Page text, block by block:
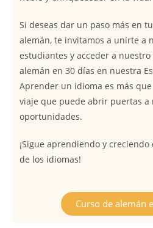
Si deseas dar un paso más en
alemán, te invitamos a unirte a
estudiantes y acceder a
alemán en 30 días en nuestra
Aprender un idioma es más
viaje que puede abrir puertas a
oportunidades.
¡Sigue aprendiendo y
de los idiomas!
Curso de alemán